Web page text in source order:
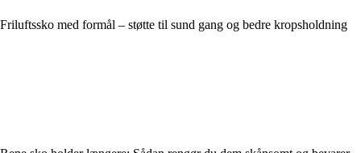
Friluftssko med formål – støtte til sund gang og bedre kropsholdning